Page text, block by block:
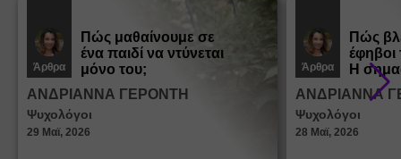
Άρθρα
Πώς μαθαίνουμε σε
ένα παιδί να ντύνεται
μόνο του;
ΑΝΔΡΙΑΝΝΑ ΓΕΡΟΝΤΗ
Ψυχολόγοι
29 Μαϊ, 2026
Άρθρα
Πώς
Η
στη
ΑΝΔΡΙΑΝΝΑ
Ψυχολόγοι
28 Μαϊ, 2026